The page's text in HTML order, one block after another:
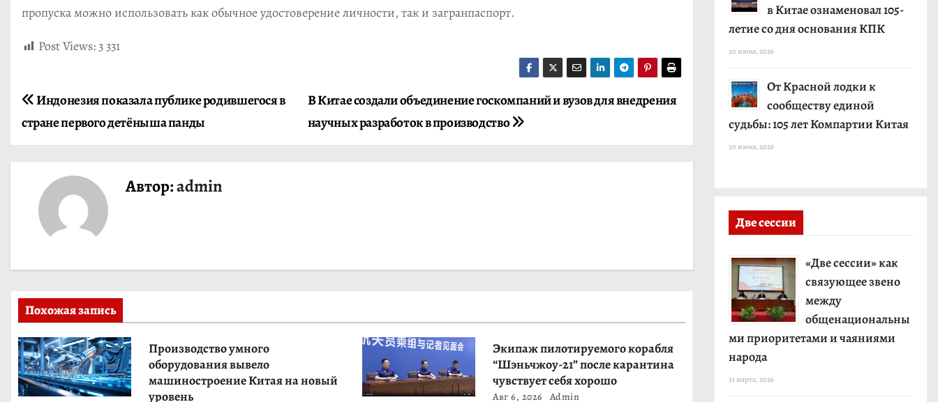
пропуска можно использовать как обычное удостоверение личности, так и загранпаспорт.
Post Views:3 331
Н
а
в
ц
и
я
п
о
В Китае создали объединение госкомпаний и вузов для внедрения
научных разработок в производство
Индонезия показала публике родившегося в
стране первого детёныша панды
Автор:admin
Похожая запись
Производство умного
оборудования вывело
машиностроение Китая на новый
уровень
Экипаж пилотируемого корабля
“Шэньчжоу-21” после карантина
чувствует себя хорошо
Авг 6, 2026 Admin
в Китае ознаменовал 105-
летие со дня основания КПК
30 июня, 2026
От Красной лодки к
сообществу единой
судьбы: 105 лет Компартии Китая
30 июня, 2026
Две сессии
«Две сессии» как
связующее звено
между
общенациональны
ми приоритетами и чаяниями
народа
31 марта, 2026